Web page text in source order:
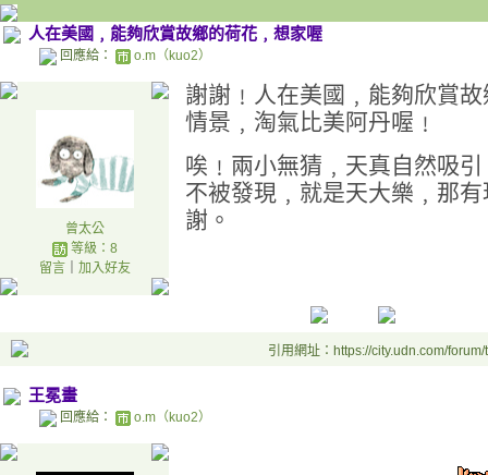
人在美國﹐能夠欣賞故鄉的荷花﹐想家喔
回應給： o.m（kuo2）
曾太公
等級：8
留言｜ 加入好友
謝謝﹗人在美國﹐能夠欣賞
情景﹐淘氣比美阿丹喔﹗
唉﹗兩小無猜﹐天真自然吸
不被發現﹐就是天大樂﹐那
謝。
引用網址：https://city.udn.com/
王冕畫
回應給： o.m（kuo2）